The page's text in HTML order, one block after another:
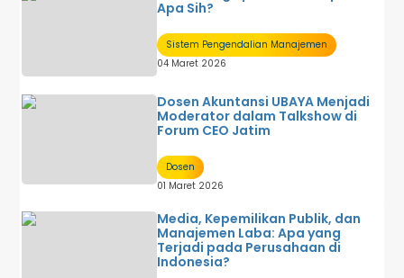
Apa Sih?
Sistem Pengendalian Manajemen
04 Maret 2026
Dosen Akuntansi UBAYA Menjadi
Moderator dalam Talkshow di
Forum CEO Jatim
Dosen
01 Maret 2026
Media, Kepemilikan Publik, dan
Manajemen Laba: Apa yang
Terjadi pada Perusahaan di
Indonesia?